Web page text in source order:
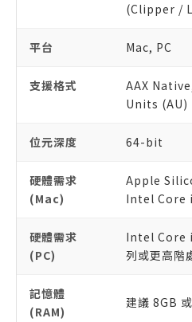
(Clipper /
平台 Mac, PC
支援格式
AAX
Units (AU)
位元深度 64-bit
硬體需求
(Mac)
Apple
Intel Core
硬體需求
(PC)
Intel Core
列或更高階
記憶體
(RAM)
建議 8GB